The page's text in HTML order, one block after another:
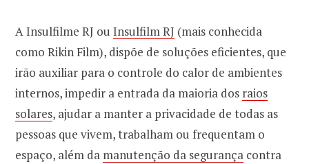
A Insulfilme RJ ou Insulfilm RJ (mais conhecida
como Rikin Film), dispõe de soluções eficientes, que
irão auxiliar para o controle do calor de ambientes
internos, impedir a entrada da maioria dos raios
solares, ajudar a manter a privacidade de todas as
pessoas que vivem, trabalham ou frequentam o
espaço, além da manutenção da segurança contra